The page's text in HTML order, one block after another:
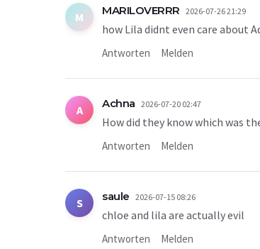
M MARILOVERRR 2026-07-26 21:29
how Lila didnt even care about
Antworten Melden
A Achna 2026-07-20 02:47
How did they know which was
Antworten Melden
S saule 2026-07-15 08:26
chloe and lila are actually evil
Antworten Melden